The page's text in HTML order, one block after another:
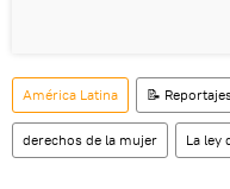
América Latina 📝
derechos de la mujer La ley